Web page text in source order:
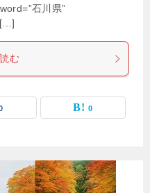
石川県”
[…]
む
0